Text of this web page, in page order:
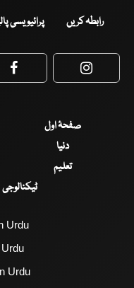
رابطہ کریں پرائیویسی
Facebook
صفحۂ اول
دنیا
تعلیم
ٹیکنالوجی
Urdu
Urdu